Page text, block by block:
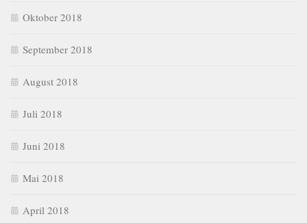
Oktober 2018
September 2018
August 2018
Juli 2018
Juni 2018
Mai 2018
April 2018